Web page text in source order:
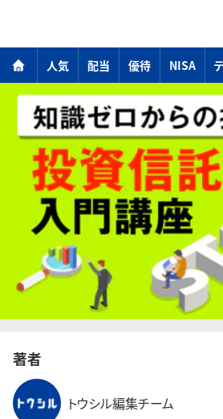
人気 配当 優待 NISA
著者
トウシル編集チーム